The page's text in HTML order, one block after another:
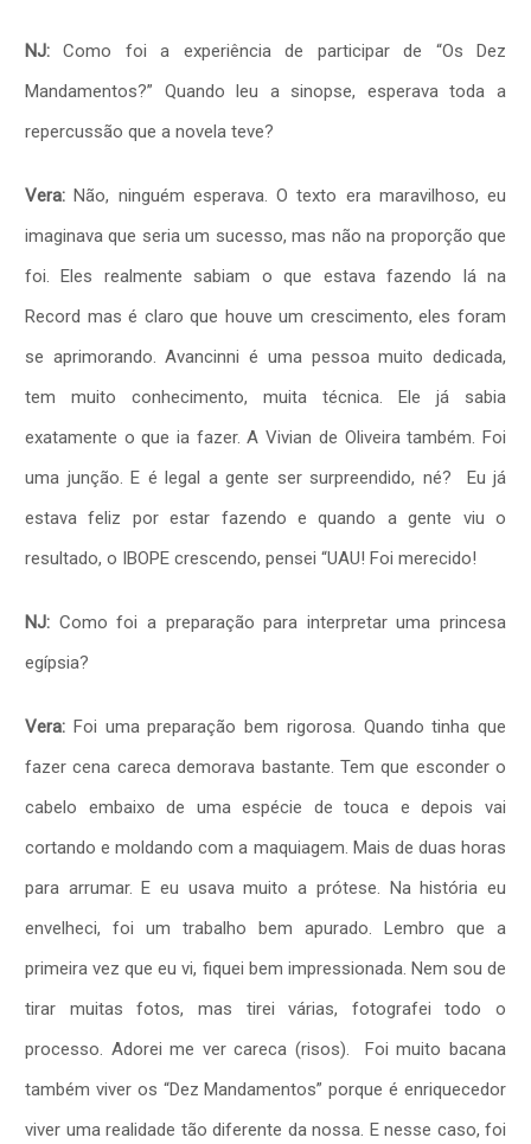
NJ: Como foi a experiência de participar de “Os Dez
Mandamentos?” Quando leu a sinopse, esperava toda a
repercussão que a novela teve?
Vera: Não, ninguém esperava. O texto era maravilhoso, eu
imaginava que seria um sucesso, mas não na proporção que
foi. Eles realmente sabiam o que estava fazendo lá na
Record mas é claro que houve um crescimento, eles foram
se aprimorando. Avancinni é uma pessoa muito dedicada,
tem muito conhecimento, muita técnica. Ele já sabia
exatamente o que ia fazer. A Vivian de Oliveira também. Foi
uma junção. E é legal a gente ser surpreendido, né? Eu já
estava feliz por estar fazendo e quando a gente viu o
resultado, o IBOPE crescendo, pensei “UAU! Foi merecido!
NJ: Como foi a preparação para interpretar uma princesa
egípsia?
Vera: Foi uma preparação bem rigorosa. Quando tinha que
fazer cena careca demorava bastante. Tem que esconder o
cabelo embaixo de uma espécie de touca e depois vai
cortando e moldando com a maquiagem. Mais de duas horas
para arrumar. E eu usava muito a prótese. Na história eu
envelheci, foi um trabalho bem apurado. Lembro que a
primeira vez que eu vi, fiquei bem impressionada. Nem sou de
tirar muitas fotos, mas tirei várias, fotografei todo o
processo. Adorei me ver careca (risos). Foi muito bacana
também viver os “Dez Mandamentos” porque é enriquecedor
viver uma realidade tão diferente da nossa. E nesse caso, foi